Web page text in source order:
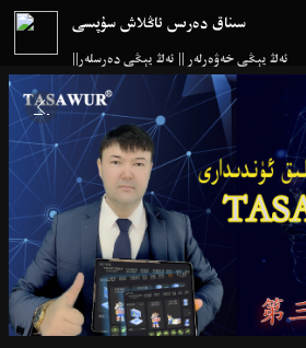
سىناق دەرىس ئاڭلاش سۇپىسى
ئەڭ يېڭى خەۋەرلەر || ئەڭ يېڭى دەرسلەر||
ئەڭ يېڭى دەرسلەر||
